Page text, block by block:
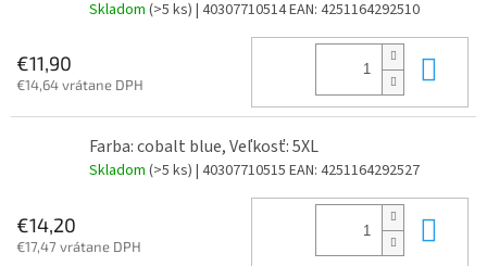
Skladom (>5 ks) | 40307710514EAN: 4251164292510
€11,90
€14,64 vrátane DPH
Farba: cobalt blue, Veľkosť: 5XL
Skladom (>5 ks) | 40307710515 EAN: 4251164292527
€14,20
€17,47 vrátane DPH